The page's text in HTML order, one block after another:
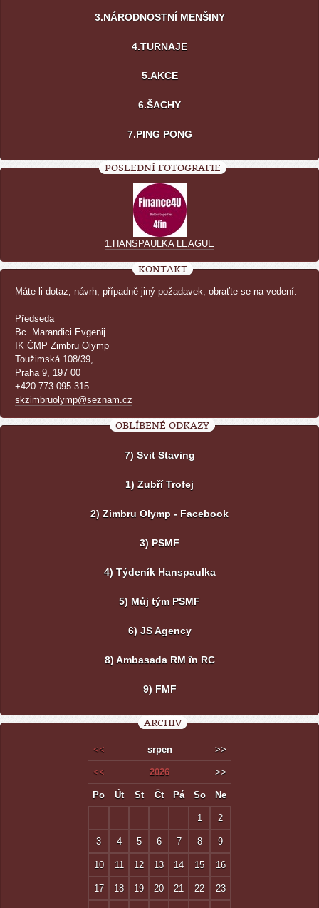
3.NÁRODNOSTNÍ MENŠINY
4.TURNAJE
5.AKCE
6.ŠACHY
7.PING PONG
POSLEDNÍ FOTOGRAFIE
1.HANSPAULKA LEAGUE
KONTAKT
Máte-li dotaz, návrh, případně jiný požadavek, obraťte se na vedení:
Předseda
Bc. Marandici Evgenij
IK ČMP Zimbru Olymp
Toužimská 108/39,
Praha 9, 197 00
+420 773 095 315
skzimbruolymp@seznam.cz
OBLÍBENÉ ODKAZY
7) Svit Staving
1) Zubří Trofej
2) Zimbru Olymp - Facebook
3) PSMF
4) Týdeník Hanspaulka
5) Můj tým PSMF
6) JS Agency
8) Ambasada RM în RC
9) FMF
ARCHIV
<< srpen >>
<< 2026 >>
Po Út St Čt Pá So Ne
1 2
3 4 5 6 7 8 9
10 11 12 13 14 15 16
17 18 19 20 21 22 23